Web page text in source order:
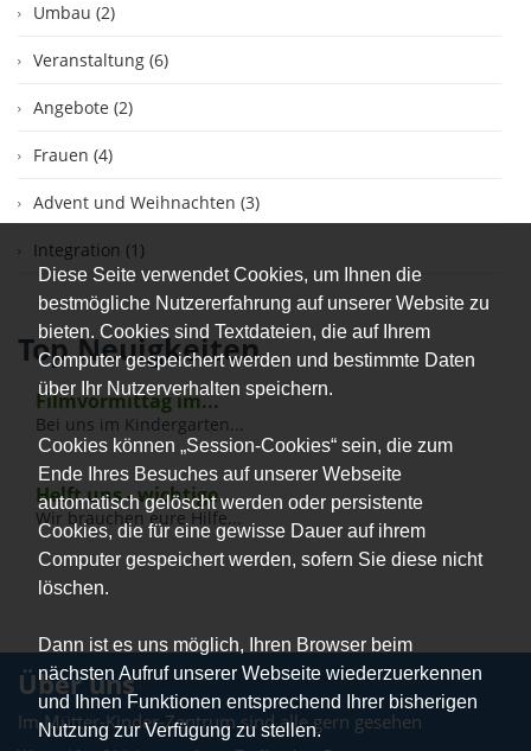
Diese Seite verwendet Cookies, um Ihnen die
bestmögliche Nutzererfahrung auf unserer Website zu
bieten. Cookies sind Textdateien, die auf Ihrem
Computer gespeichert werden und bestimmte Daten
über Ihr Nutzerverhalten speichern.
Cookies können „Session-Cookies“ sein, die zum
Ende Ihres Besuches auf unserer Webseite
automatisch gelöscht werden oder persistente
Cookies, die für eine gewisse Dauer auf ihrem
Computer gespeichert werden, sofern Sie diese nicht
löschen.
Dann ist es uns möglich, Ihren Browser beim
nächsten Aufruf unserer Webseite wiederzuerkennen
und Ihnen Funktionen entsprechend Ihrer bisherigen
Nutzung zur Verfügung zu stellen.
Umbau (2)
Veranstaltung (6)
Angebote (2)
Frauen (4)
Advent und Weihnachten (3)
Integration (1)
Top Neuigkeiten
Filmvormittag im...
Bei uns im Kindergarten...
Helft uns - wichtige...
Wir brauchen eure Hilfe...
Über uns
Im Mütter-Kinder-Zentrum sind alle gern gesehen